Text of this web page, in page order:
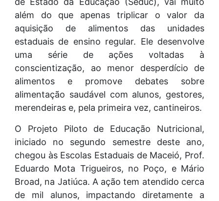
além do que apenas triplicar o valor da
aquisição de alimentos das unidades
estaduais de ensino regular. Ele desenvolve
uma série de ações voltadas à
conscientização, ao menor desperdício de
alimentos e promove debates sobre
alimentação saudável com alunos, gestores,
merendeiras e, pela primeira vez, cantineiros.
O Projeto Piloto de Educação Nutricional,
iniciado no segundo semestre deste ano,
chegou às Escolas Estaduais de Maceió, Prof.
Eduardo Mota Trigueiros, no Poço, e Mário
Broad, na Jatiúca. A ação tem atendido cerca
de mil alunos, impactando diretamente a